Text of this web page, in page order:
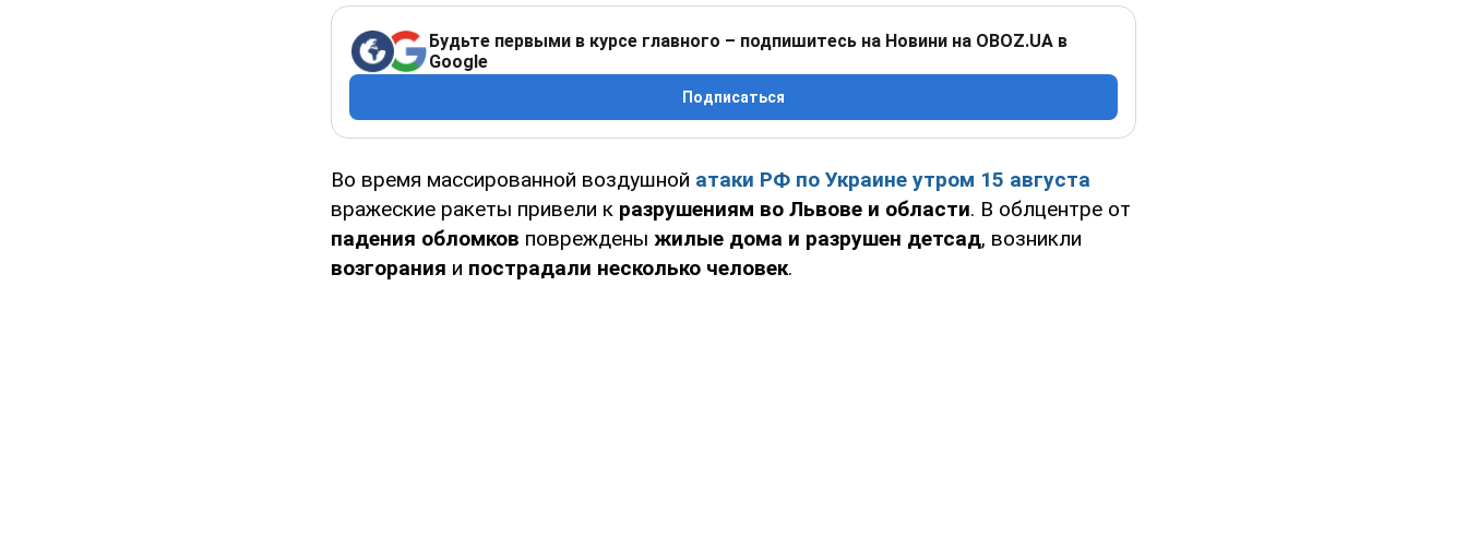
Будьте первыми в курсе главного – подпишитесь на Новини на OBOZ.UA в
Google
Подписаться
Во время массированной воздушной атаки РФ по Украине утром 15 августа
вражеские ракеты привели к разрушениям во Львове и области. В облцентре от
падения обломков повреждены жилые дома и разрушен детсад, возникли
возгорания и пострадали несколько человек.